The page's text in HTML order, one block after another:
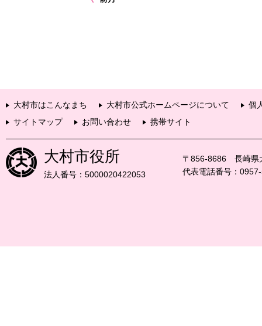
大村市はこんなまち 大村市公式ホームページについて
個
サイトマップ
お問い合わせ 携帯サイト
大村市役所
法人番号：5000020422053
〒856-8686 長崎県
代表電話番号：